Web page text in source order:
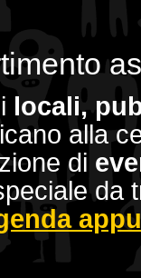
locali,
alla
di
da